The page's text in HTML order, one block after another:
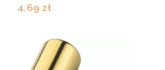
4,69 zł